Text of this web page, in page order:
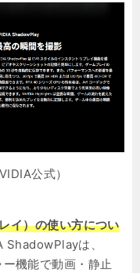
公式）
イ）の使い方につい
ShadowPlayは、
機能で動画・静止